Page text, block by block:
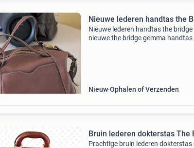
Nieuwe lederen handtas the
Nieuwe lederen handtas the
nieuwe the bridge gemma handtas
Nieuw Ophalen of Verzenden
Bruin lederen dokterstas The
Prachtige bruin lederen dokterstas